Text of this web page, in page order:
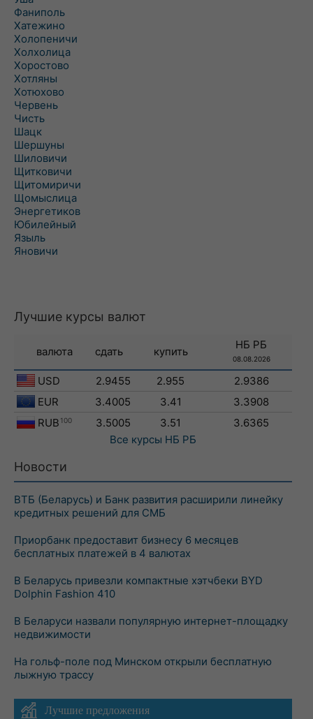
Фаниполь
Хатежино
Холопеничи
Холхолица
Хоростово
Хотляны
Хотюхово
Червень
Чисть
Шацк
Шершуны
Шиловичи
Щитковичи
Щитомиричи
Щомыслица
Энергетиков
Юбилейный
Языль
Яновичи
Лучшие курсы валют
валюта сдать купить
НБ РБ
08.08.2026
USD 2.9455 2.955
2.9386
EUR
3.4005 3.41
3.3908
RUB 100 3.5005 3.51
3.6365
Все курсы НБ РБ
Новости
ВТБ (Беларусь) и Банк развития расширили линейку
кредитных решений для СМБ
Приорбанк предоставит бизнесу 6 месяцев
бесплатных платежей в 4 валютах
В Беларусь привезли компактные хэтчбеки BYD
Dolphin Fashion 410
В Беларуси назвали популярную интернет-площадку
недвижимости
На гольф-поле под Минском открыли бесплатную
лыжную трассу
Лучшие предложения